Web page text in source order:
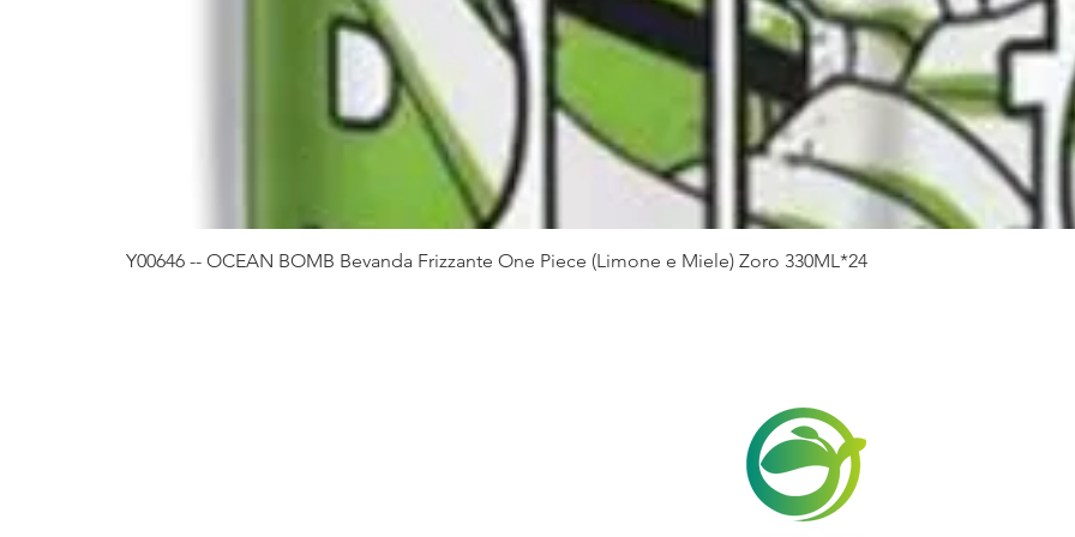
Vista rapida
Y00646 -- OCEAN BOMB Bevanda Frizzante One Piece (Limone e Miele) Zoro 330ML*24